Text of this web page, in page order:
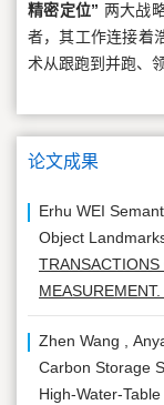
精密定位” 两大战
者，其工作连接着
术从跟跑到并跑、
论文成果
Erhu WEI
Object
MEASUREMENT.
Zhen Wang ,
Carbon Storage
High-Water-